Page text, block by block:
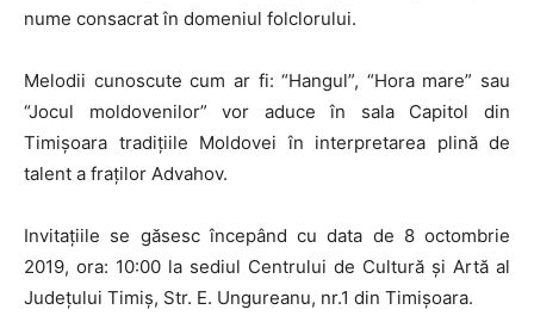
nume consacrat în domeniul folclorului.
Melodii cunoscute cum ar fi: “Hangul”, “Hora mare” sau
“Jocul moldovenilor” vor aduce în sala Capitol din
Timișoara tradițiile Moldovei în interpretarea plină de
talent a fraților Advahov.
Invitațiile se găsesc începând cu data de 8 octombrie
2019, ora: 10:00 la sediul Centrului de Cultură și Artă al
Județului Timiș, Str. E. Ungureanu, nr.1 din Timișoara.